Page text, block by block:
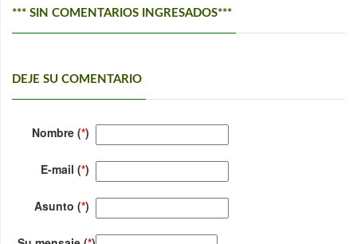
*** SIN COMENTARIOS INGRESADOS***
DEJE SU COMENTARIO
Nombre (*)
E-mail (*)
Asunto (*)